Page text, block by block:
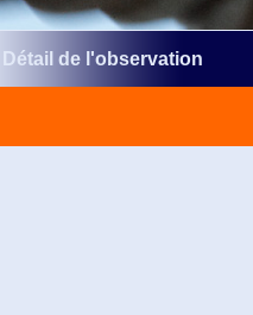
Détail de l'observation